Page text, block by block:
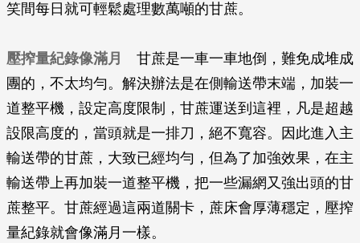
笑間每日就可輕鬆處理數萬噸的甘蔗。
壓搾量紀錄像滿月
甘蔗是一車一車地倒，難免成堆成
團的，不太均勻。解決辦法是在側輸送帶末端，加裝一
道整平機，設定高度限制，甘蔗運送到這裡，凡是超越
設限高度的，當頭就是一排刀，絕不寬容。因此進入主
輸送帶的甘蔗，大致已經均勻，但為了加強效果，在主
輸送帶上再加裝一道整平機，把一些漏網又強出頭的甘
蔗整平。甘蔗經過這兩道關卡，蔗床會厚薄穩定，壓搾
量紀錄就會像滿月一樣。